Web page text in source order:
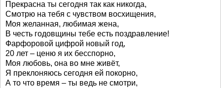
Прекрасна ты сегодня так как никогда,
Смотрю на тебя с чувством восхищения,
Моя желанная, любимая жена,
В честь годовщины тебе есть поздравление!
Фарфоровой цифрой новый год,
20 лет – ценю я их бесспорно,
Моя любовь, она во мне живёт,
Я преклоняюсь сегодня ей покорно,
А то что время – ты ведь не смотри,